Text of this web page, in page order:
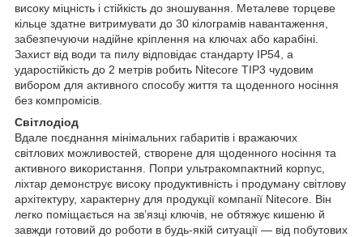
високу міцність і стійкість до зношування. Металеве торцеве
кільце здатне витримувати до 30 кілограмів навантаження,
забезпечуючи надійне кріплення на ключах або карабіні.
Захист від води та пилу відповідає стандарту IP54, а
ударостійкість до 2 метрів робить Nitecore TIP3 чудовим
вибором для активного способу життя та щоденного носіння
без компромісів.
Світлодіод
Вдале поєднання мінімальних габаритів і вражаючих
світлових можливостей, створене для щоденного носіння та
активного використання. Попри ультракомпактний корпус,
ліхтар демонструє високу продуктивність і продуману світлову
архітектуру, характерну для продукції компанії Nitecore. Він
легко поміщається на зв’язці ключів, не обтяжує кишеню й
завжди готовий до роботи в будь-якій ситуації — від побутових